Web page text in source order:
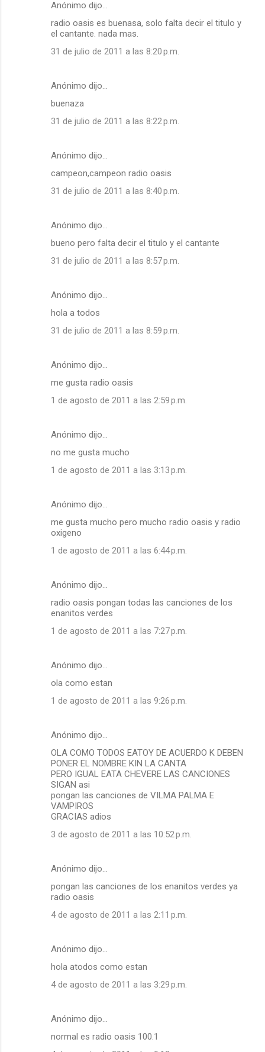
Anónimo dijo…
radio oasis es buenasa, solo falta decir el titulo y
el cantante. nada mas.
31 de julio de 2011 a las 8:20 p.m.
Anónimo dijo…
buenaza
31 de julio de 2011 a las 8:22 p.m.
Anónimo dijo…
campeon,campeon radio oasis
31 de julio de 2011 a las 8:40 p.m.
Anónimo dijo…
bueno pero falta decir el titulo y el cantante
31 de julio de 2011 a las 8:57 p.m.
Anónimo dijo…
hola a todos
31 de julio de 2011 a las 8:59 p.m.
Anónimo dijo…
me gusta radio oasis
1 de agosto de 2011 a las 2:59 p.m.
Anónimo dijo…
no me gusta mucho
1 de agosto de 2011 a las 3:13 p.m.
Anónimo dijo…
me gusta mucho pero mucho radio oasis y radio
oxigeno
1 de agosto de 2011 a las 6:44 p.m.
Anónimo dijo…
radio oasis pongan todas las canciones de los
enanitos verdes
1 de agosto de 2011 a las 7:27 p.m.
Anónimo dijo…
ola como estan
1 de agosto de 2011 a las 9:26 p.m.
Anónimo dijo…
OLA COMO TODOS EATOY DE ACUERDO K DEBEN
PONER EL NOMBRE KIN LA CANTA
PERO IGUAL EATA CHEVERE LAS CANCIONES
SIGAN asi
pongan las canciones de VILMA PALMA E
VAMPIROS
GRACIAS adios
3 de agosto de 2011 a las 10:52 p.m.
Anónimo dijo…
pongan las canciones de los enanitos verdes ya
radio oasis
4 de agosto de 2011 a las 2:11 p.m.
Anónimo dijo…
hola atodos como estan
4 de agosto de 2011 a las 3:29 p.m.
Anónimo dijo…
normal es radio oasis 100.1